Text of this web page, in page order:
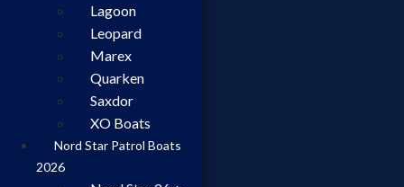
Lagoon
Leopard
Marex
Quarken
Saxdor
XO Boats
Nord Star Patrol Boats
2026